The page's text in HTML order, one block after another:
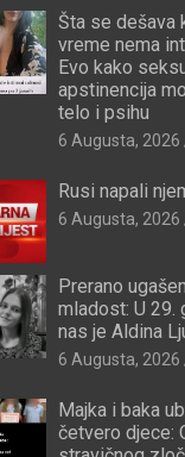
Šta se dešava
vreme nema
Evo kako
apstinencija
telo i psihu
6 Augusta, 2026
Rusi napali
6 Augusta, 2026
Prerano
mladost: U 29.
nas je Aldina
6 Augusta, 2026
Majka i baka
četvero djece: